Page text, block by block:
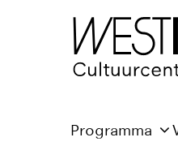
Programma